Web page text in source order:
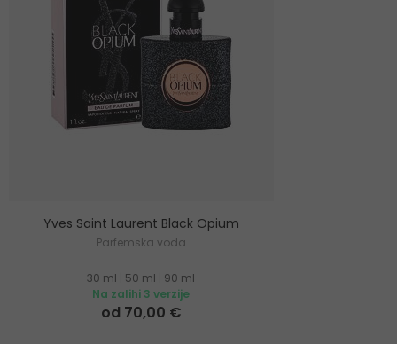
Yves Saint Laurent Black Opium
Parfemska voda
30 ml 50 ml
90 ml
Na zalihi 3 verzije
od 70,00 €